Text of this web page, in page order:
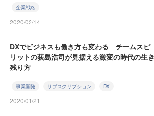
企業戦略
2020/02/14
DXでビジネスも働き方も変わる チームスピ
リットの荻島浩司が見据える激変の時代の生き
残り方
事業開発 サブスクリプション DX
2020/01/21